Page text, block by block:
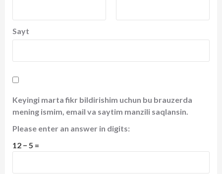
Sayt
Keyingi marta fikr bildirishim uchun bu brauzerda
mening ismim, email va saytim manzili saqlansin.
Please enter an answer in digits:
12 − 5 =